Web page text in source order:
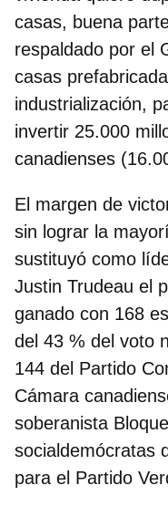
casas, buena
respaldado por el
casas
industrialización,
invertir 25.000
canadienses
El margen de
sin lograr la
sustituyó como
Justin Trudeau el
ganado con 168
del 43 % del voto
144 del Partido
Cámara
soberanista
socialdemócratas
para el Partido